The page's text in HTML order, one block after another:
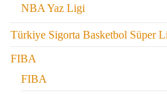
NBA Yaz Ligi
Türkiye Sigorta Basketbol Süper
FIBA
FIBA